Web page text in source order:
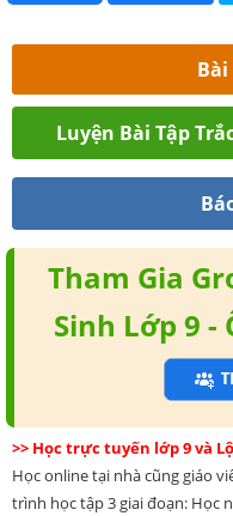
Luyện Bài Tập
Tham Gia
Sinh Lớp 9 -
>> Học trực tuyến lớp 9 và
Học online tại nhà cũng giáo
trình học tập 3 giai đoạn: Học